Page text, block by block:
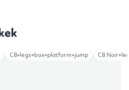
C8+legs+box+platform+jump C8